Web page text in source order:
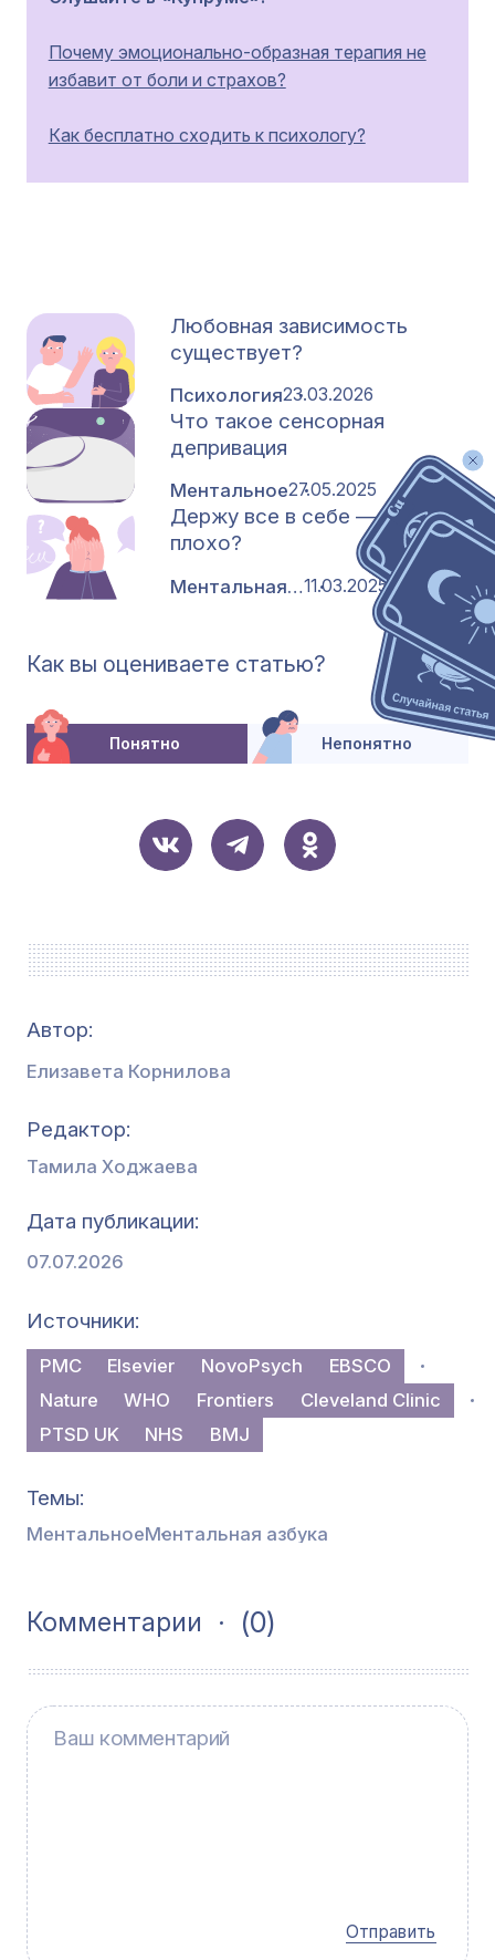
Почему эмоционально-образная терапия не
избавит от боли и страхов?
Как бесплатно сходить к психологу?
Любовная зависимость
существует?
Психология23.03.2026
Что такое сенсорная
депривация
Ментальное27.05.2025
Держу все в себе — это
плохо?
Ментальная азбука11.03.2025
Как вы оцениваете статью?
Понятно Непонятно
Автор:
Елизавета Корнилова
Редактор
Тамила Ходжаева
Дата публикации
07.07.2026
Источники
PMC Elsevier NovoPsych
EBSCO
Nature
WHO Frontiers
Cleveland Clinic
PTSD UK
NHS BMJ
Темы
МентальноеМентальная азбука
Комментарии (0)
Отправить